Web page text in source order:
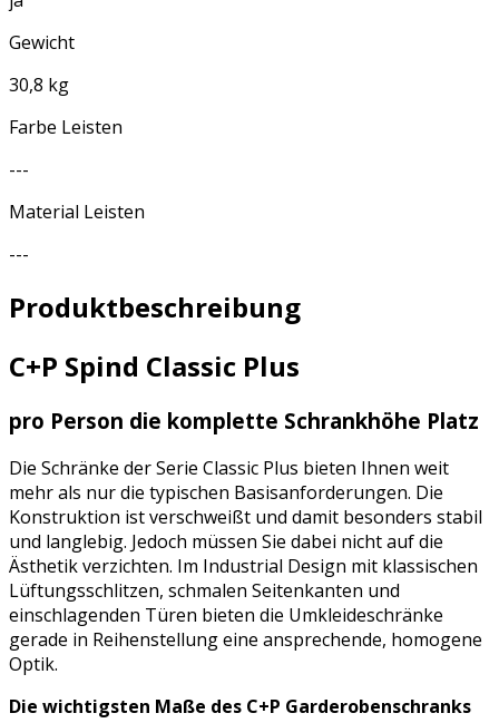
Gewicht
30,8 kg
Farbe Leisten
---
Material Leisten
---
Produktbeschreibung
C+P Spind Classic Plus
pro Person die komplette Schrankhöhe Platz
Die Schränke der Serie Classic Plus bieten Ihnen weit
mehr als nur die typischen Basisanforderungen. Die
Konstruktion ist verschweißt und damit besonders stabil
und langlebig. Jedoch müssen Sie dabei nicht auf die
Ästhetik verzichten. Im Industrial Design mit klassischen
Lüftungsschlitzen, schmalen Seitenkanten und
einschlagenden Türen bieten die Umkleideschränke
gerade in Reihenstellung eine ansprechende, homogene
Optik.
Die wichtigsten Maße des C+P Garderobenschranks